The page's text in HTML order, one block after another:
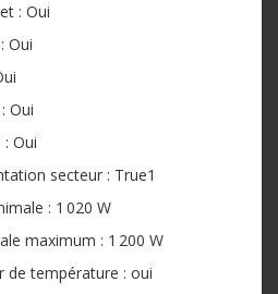
: Oui
Oui
Oui
Oui
secteur : True1
: 1 020 W
maximum : 1 200 W
de température : oui